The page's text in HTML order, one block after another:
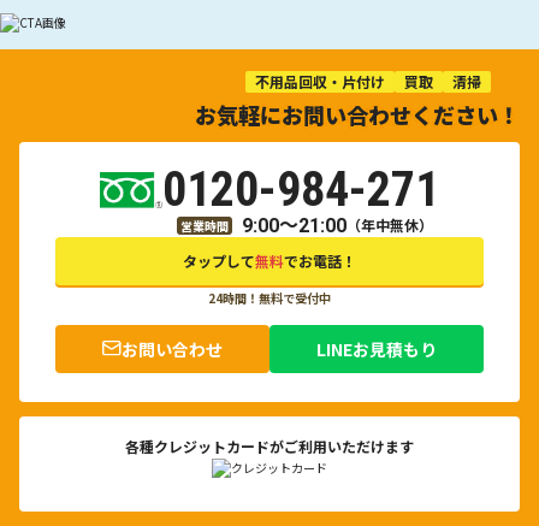
不用品回収・片付け 買取 清掃
お気軽にお問い合わせください！
0120-984-271
営業時間 9:00～21:00 （年中無休）
タップして無料でお電話！
24時間！無料で受付中
お問い合わせ LINEお見積もり
各種クレジットカードがご利用いただけます